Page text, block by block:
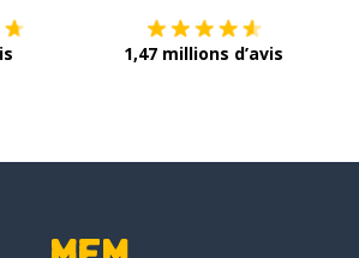
1,47 millions d’avis